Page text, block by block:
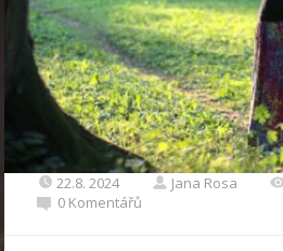
22.8. 2024 Jana Rosa
0 Komentářů